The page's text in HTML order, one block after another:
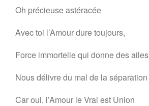
Oh précieuse astéracée
Avec toi l’Amour dure toujours,
Force immortelle qui donne des ailes
Nous délivre du mal de la séparation
Car oui, l’Amour le Vrai est Union